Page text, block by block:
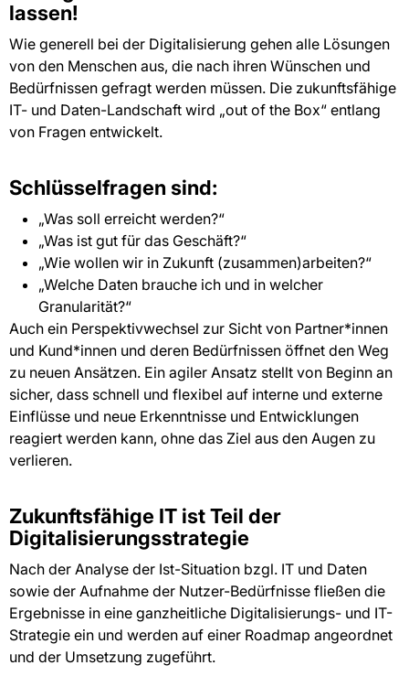
lassen!
Wie generell bei der Digitalisierung gehen alle Lösungen
von den Menschen aus, die nach ihren Wünschen und
Bedürfnissen gefragt werden müssen. Die zukunftsfähige
IT- und Daten-Landschaft wird „out of the Box“ entlang
von Fragen entwickelt.
Schlüsselfragen sind:
„Was soll erreicht werden?“
„Was ist gut für das Geschäft?“
„Wie wollen wir in Zukunft (zusammen)arbeiten?“
„Welche Daten brauche ich und in welcher
Granularität?“
Auch ein Perspektivwechsel zur Sicht von Partner*innen
und Kund*innen und deren Bedürfnissen öffnet den Weg
zu neuen Ansätzen. Ein agiler Ansatz stellt von Beginn an
sicher, dass schnell und flexibel auf interne und externe
Einflüsse und neue Erkenntnisse und Entwicklungen
reagiert werden kann, ohne das Ziel aus den Augen zu
verlieren.
Zukunftsfähige IT ist Teil der
Digitalisierungsstrategie
Nach der Analyse der Ist-Situation bzgl. IT und Daten
sowie der Aufnahme der Nutzer-Bedürfnisse fließen die
Ergebnisse in eine ganzheitliche Digitalisierungs- und IT-
Strategie ein und werden auf einer Roadmap angeordnet
und der Umsetzung zugeführt.